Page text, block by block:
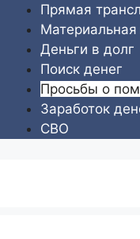
Перейти
содержимому
Прямая
Деньги в долг
Поиск денег
Просьбы о
Заработок
СВО